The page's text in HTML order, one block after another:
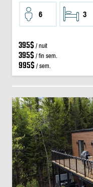
6 3
395$ / nuit
395$ / fin sem.
995$ / sem.